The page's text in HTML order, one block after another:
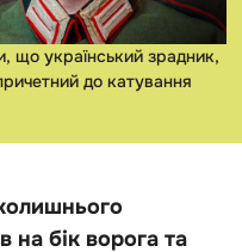
що український зрадник,
до катування
на бік ворога та